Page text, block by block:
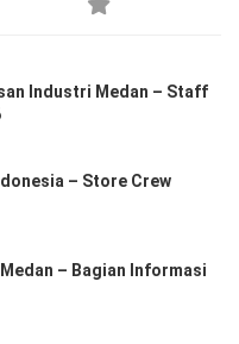
Industri Medan – Staff
– Store Crew
– Bagian Informasi